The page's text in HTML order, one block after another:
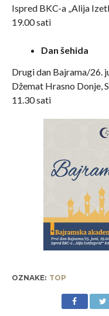
Ispred BKC-a „Alija
19.00 sati
Dan šehida
Drugi dan Bajrama/26.
Džemat Hrasno Donje,
11.30 sati
OZNAKE: TOP